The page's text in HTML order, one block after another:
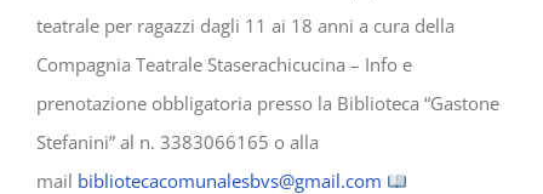
teatrale per ragazzi dagli 11 ai 18 anni a cura della
Compagnia Teatrale Staserachicucina – Info e
prenotazione obbligatoria presso la Biblioteca “Gastone
Stefanini” al n. 3383066165 o alla
mail bibliotecacomunalesbvs@gmail.com